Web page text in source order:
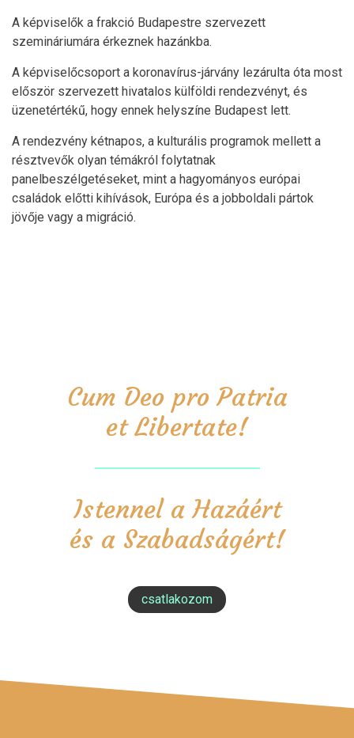
A képviselők a frakció Budapestre szervezett
szemináriumára érkeznek hazánkba.
A képviselőcsoport a koronavírus-járvány lezárulta óta most
először szervezett hivatalos külföldi rendezvényt, és
üzenetértékű, hogy ennek helyszíne Budapest lett.
A rendezvény kétnapos, a kulturális programok mellett a
résztvevők olyan témákról folytatnak
panelbeszélgetéseket, mint a hagyományos európai
családok előtti kihívások, Európa és a jobboldali pártok
jövője vagy a migráció.
Cum Deo pro Patria
et Libertate!
Istennel a Hazáért
és a Szabadságért!
csatlakozom